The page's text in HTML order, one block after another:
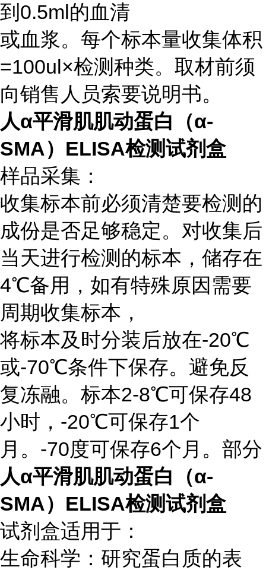
到0.5ml的血清
或血浆。每个标本量收集体积
=100ul×检测种类。取材前须
向销售人员索要说明书。
人α平滑肌肌动蛋白（α-
SMA）ELISA检测试剂盒
样品采集：
收集标本前必须清楚要检测的
成份是否足够稳定。对收集后
当天进行检测的标本，储存在
4℃备用，如有特殊原因需要
周期收集标本，
将标本及时分装后放在-20℃
或-70℃条件下保存。避免反
复冻融。标本2-8℃可保存48
小时，-20℃可保存1个
月。-70度可保存6个月。部分
人α平滑肌肌动蛋白（α-
SMA）ELISA检测试剂盒
试剂盒适用于：
生命科学：研究蛋白质的表